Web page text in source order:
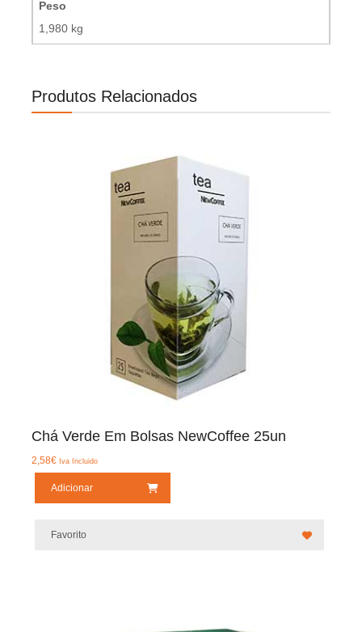
Peso
1,980 kg
Produtos Relacionados
Chá Verde Em Bolsas NewCoffee 25un
2,58€ Iva Incluido
Adicionar
Favorito